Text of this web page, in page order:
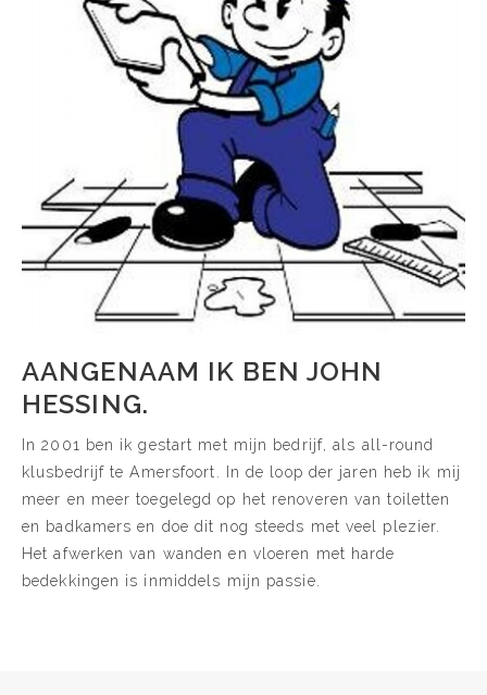
AANGENAAM IK BEN JOHN
HESSING.
In 2001 ben ik gestart met mijn bedrijf, als all-round
klusbedrijf te Amersfoort. In de loop der jaren heb ik mij
meer en meer toegelegd op het renoveren van toiletten
en badkamers en doe dit nog steeds met veel plezier.
Het afwerken van wanden en vloeren met harde
bedekkingen is inmiddels mijn passie.